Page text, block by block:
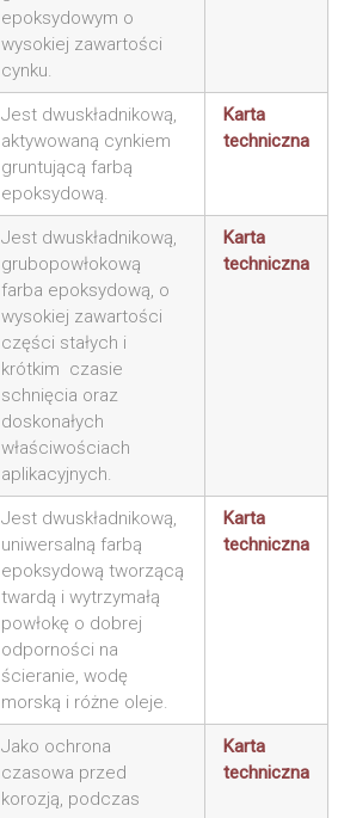
epoksydowym o
wysokiej zawartości
cynku.
Jest dwuskładnikową,
aktywowaną cynkiem
gruntującą farbą
epoksydową.
Karta
techniczna
Jest dwuskładnikową,
grubopowłokową
farba epoksydową, o
wysokiej zawartości
części stałych i
krótkim czasie
schnięcia oraz
doskonałych
właściwościach
aplikacyjnych.
Karta
techniczna
Jest dwuskładnikową,
uniwersalną farbą
epoksydową tworzącą
twardą i wytrzymałą
powłokę o dobrej
odporności na
ścieranie, wodę
morską i różne oleje.
Karta
techniczna
Jako ochrona
czasowa przed
korozją, podczas
Karta
techniczna